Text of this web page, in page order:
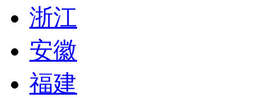
浙江
安徽
福建